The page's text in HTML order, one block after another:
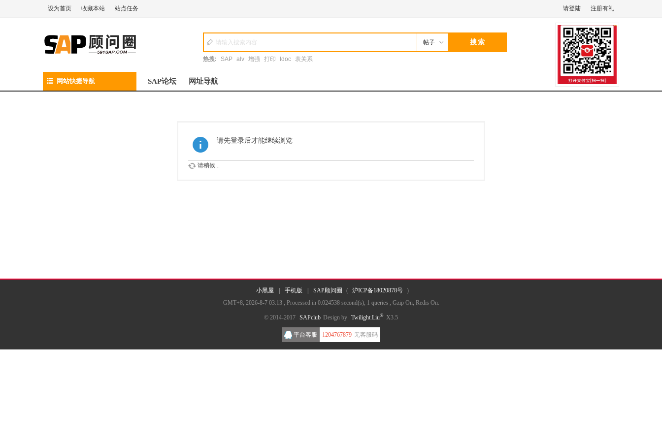
设为首页 收藏本站 站点任务 请登陆 注册有礼
帖子
热搜: SAP alv 增强 打印 Idoc 表关系
网站快捷导航 SAP论坛 网址导航
请先登录后才能继续浏览
请稍候...
小黑屋 手机版 SAP顾问圈 ( 沪ICP备18020878号
)
GMT+8, 2026-8-7 03:13, Processed in 0.024538 second(s), 1 queries , Gzip On, Redis On.
© 2014-2017 SAPclub Design by Twilight.Liu® X3.5
平台客服 1204767879 无客服码